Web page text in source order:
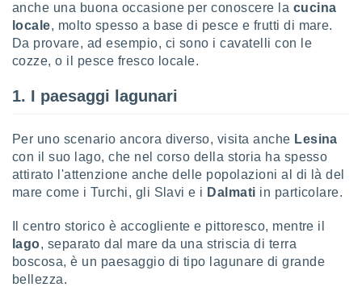
anche una buona occasione per conoscere la cucina
locale, molto spesso a base di pesce e frutti di mare.
Da provare, ad esempio, ci sono i cavatelli con le
cozze, o il pesce fresco locale.
1. I paesaggi lagunari
Per uno scenario ancora diverso, visita anche Lesina
con il suo lago, che nel corso della storia ha spesso
attirato l'attenzione anche delle popolazioni al di là del
mare come i Turchi, gli Slavi e i Dalmati in particolare.
Il centro storico è accogliente e pittoresco, mentre il
lago, separato dal mare da una striscia di terra
boscosa, è un paesaggio di tipo lagunare di grande
bellezza.